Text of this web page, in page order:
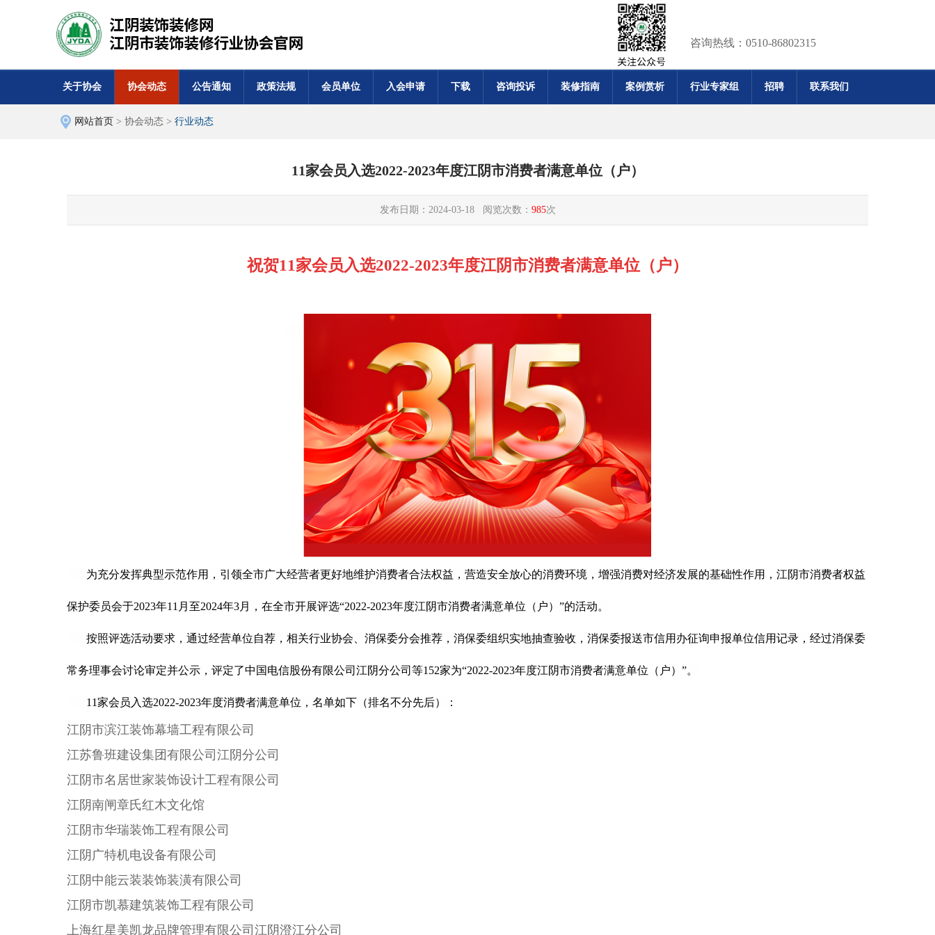
咨询热线：0510-86802315
关于协会 协会动态 公告通知 政策法规 会员单位 入会申请 下载 咨询投诉 装修指南 案例赏析 行业专家组 招聘 联系我们
网站首页 > 协会动态 > 行业动态
11家会员入选2022-2023年度江阴市消费者满意单位（户）
发布日期：2024-03-18 阅览次数： 985次
祝贺11家会员入选2022-2023年度江阴市消费者满意单位（户）
为充分发挥典型示范作用，引领全市广大经营者更好地维护消费者合法权益，营造安全放心的消费环境，增强消费对经济发展的基础性作用，江阴市消费者权益
保护委员会于2023年11月至2024年3月，在全市开展评选“2022-2023年度江阴市消费者满意单位（户）”的活动。
按照评选活动要求，通过经营单位自荐，相关行业协会、消保委分会推荐，消保委组织实地抽查验收，消保委报送市信用办征询申报单位信用记录，经过消保委
常务理事会讨论审定并公示，评定了中国电信股份有限公司江阴分公司等152家为“2022-2023年度江阴市消费者满意单位（户）”。
11家会员 入选2022-2023年度消费者满意单位，名单如下（排名不分先后）：
江阴市滨江装饰幕墙工程有限公司
江苏鲁班建设集团有限公司江阴分公司
江阴市名居世家装饰设计工程有限公司
江阴南闸章氏红木文化馆
江阴市华瑞装饰工程有限公司
江阴广特机电设备有限公司
江阴中能云装装饰装潢有限公司
江阴市凯慕建筑装饰工程有限公司
上海红星美凯龙品牌管理有限公司江阴澄江分公司